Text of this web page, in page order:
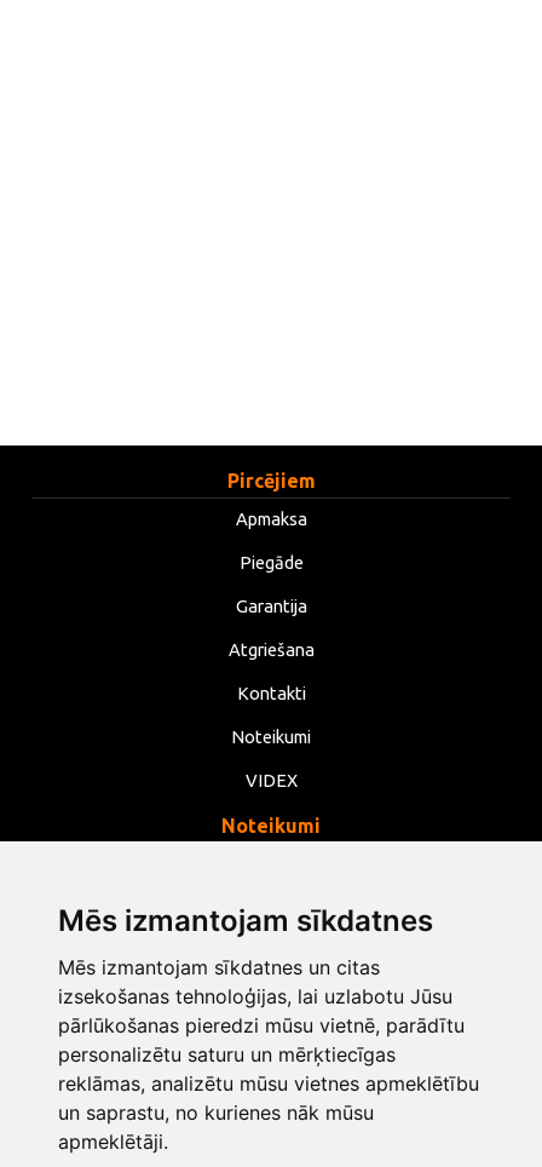
Mēs izmantojam sīkdatnes
Mēs izmantojam sīkdatnes un citas
izsekošanas tehnoloģijas, lai uzlabotu Jūsu
pārlūkošanas pieredzi mūsu vietnē, parādītu
personalizētu saturu un mērķtiecīgas
reklāmas, analizētu mūsu vietnes apmeklētību
un saprastu, no kurienes nāk mūsu
apmeklētāji.
Pircējiem
Apmaksa
Piegāde
Garantija
Atgriešana
Kontakti
Noteikumi
VIDEX
Noteikumi
Noteikumi
Mainīt sīkdatņu iestatījumus
info@opentools.lv +371 26272360